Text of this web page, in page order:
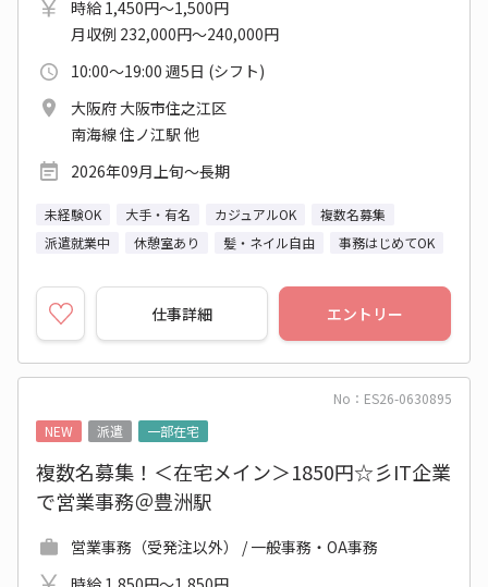
時給 1,450円～1,500円
月収例 232,000円～240,000円
10:00～19:00 週5日 (シフト)
大阪府 大阪市住之江区
南海線 住ノ江駅 他
2026年09月上旬～長期
未経験OK 大手・有名 カジュアルOK
複数名募集
派遣就業中
休憩室あり 髪・ネイル自由 事務はじめてOK
仕事詳細 エントリー
No：ES26-0630895
NEW
派遣 一部在宅
複数名募集！＜在宅メイン＞1850円☆彡IT企業
で営業事務＠豊洲駅
営業事務（受発注以外） / 一般事務・OA事務